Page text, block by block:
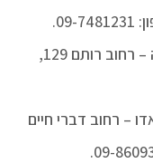
לשכת בריאות נפת השרון – נתניה – רחוב רותם 129,
– רחוב דברי חיים